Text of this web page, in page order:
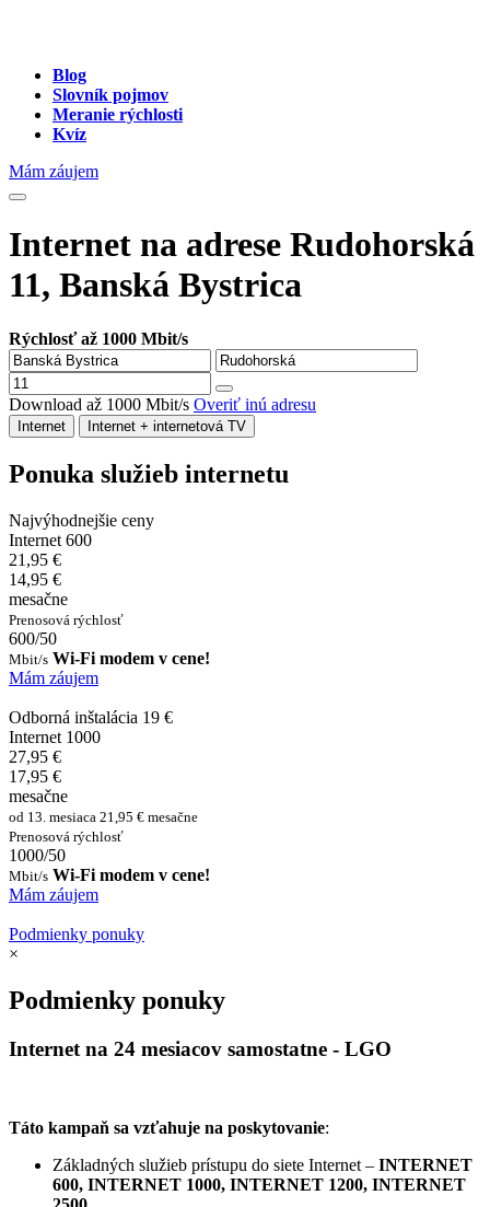
Blog
Slovník pojmov
Meranie rýchlosti
Kvíz
Mám záujem
Internet na adrese Rudohorská
11, Banská Bystrica
Rýchlosť až 1000 Mbit/s
Download až 1000 Mbit/s Overiť inú adresu
Internet Internet + internetová TV
Ponuka služieb internetu
Najvýhodnejšie ceny
Internet 600
21,95 €
14,95 €
mesačne
Prenosová rýchlosť
600/50
Mbit/s Wi-Fi modem v cene!
Mám záujem
Odborná inštalácia 19 €
Internet 1000
27,95 €
17,95 €
mesačne
od 13. mesiaca 21,95 € mesačne
Prenosová rýchlosť
1000/50
Mbit/s Wi-Fi modem v cene!
Mám záujem
Podmienky ponuky
×
Podmienky ponuky
Internet na 24 mesiacov samostatne - LGO
Táto kampaň sa vzťahuje na poskytovanie:
Základných služieb prístupu do siete Internet – INTERNET
600, INTERNET 1000, INTERNET 1200, INTERNET